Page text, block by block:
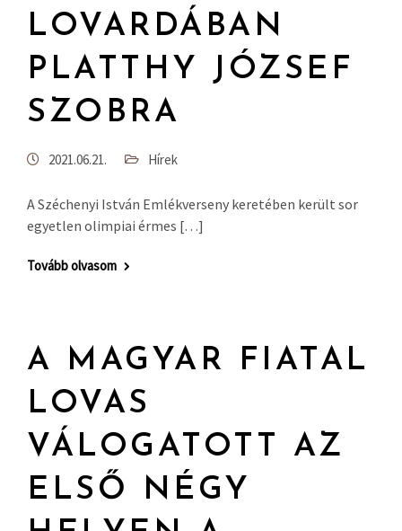
LOVARDÁBAN
PLATTHY JÓZSEF
SZOBRA
2021.06.21. Hírek
A Széchenyi István Emlékverseny keretében került sor
egyetlen olimpiai érmes […]
Tovább olvasom
A MAGYAR FIATAL
LOVAS
VÁLOGATOTT AZ
ELSŐ NÉGY